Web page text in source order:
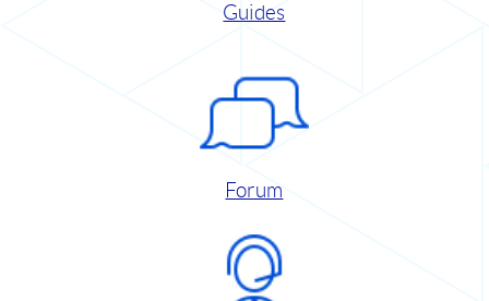
Guides
Forum